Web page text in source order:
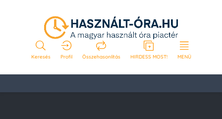
Keresés Profil Összehasonlítás HIRDESS MOST! MENÜ